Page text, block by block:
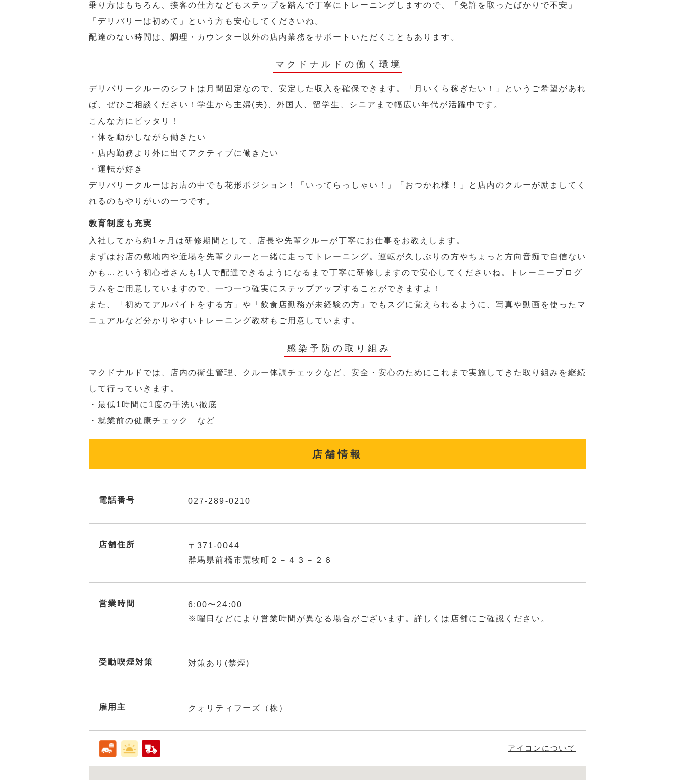
乗り方はもちろん、接客の仕方などもステップを踏んで丁寧にトレーニングしますので、「免許を取ったばかりで不安」
「デリバリーは初めて」という方も安心してくださいね。
配達のない時間は、調理・カウンター以外の店内業務をサポートいただくこともあります。
マクドナルドの働く環境
デリバリークルーのシフトは月間固定なので、安定した収入を確保できます。「月いくら稼ぎたい！」というご希望があれ
ば、ぜひご相談ください！学生から主婦(夫)、外国人、留学生、シニアまで幅広い年代が活躍中です。
こんな方にピッタリ！
・体を動かしながら働きたい
・店内勤務より外に出てアクティブに働きたい
・運転が好き
デリバリークルーはお店の中でも花形ポジション！「いってらっしゃい！」「おつかれ様！」と店内のクルーが励ましてく
れるのもやりがいの一つです。
教育制度も充実
入社してから約1ヶ月は研修期間として、店長や先輩クルーが丁寧にお仕事をお教えします。
まずはお店の敷地内や近場を先輩クルーと一緒に走ってトレーニング。運転が久しぶりの方やちょっと方向音痴で自信ない
かも…という初心者さんも1人で配達できるようになるまで丁寧に研修しますので安心してくださいね。トレーニープログ
ラムをご用意していますので、一つ一つ確実にステップアップすることができますよ！
また、「初めてアルバイトをする方」や「飲食店勤務が未経験の方」でもスグに覚えられるように、写真や動画を使ったマ
ニュアルなど分かりやすいトレーニング教材もご用意しています。
感染予防の取り組み
マクドナルドでは、店内の衛生管理、クルー体調チェックなど、安全・安心のためにこれまで実施してきた取り組みを継続
して行っていきます。
・最低1時間に1度の手洗い徹底
・就業前の健康チェック など
店舗情報
電話番号 027-289-0210
店舗住所
〒371-0044
群馬県前橋市荒牧町２－４３－２６
営業時間
6:00〜24:00
※曜日などにより営業時間が異なる場合がございます。詳しくは店舗にご確認ください。
受動喫煙対策 対策あり(禁煙)
雇用主 クォリティフーズ（株）
アイコンについて